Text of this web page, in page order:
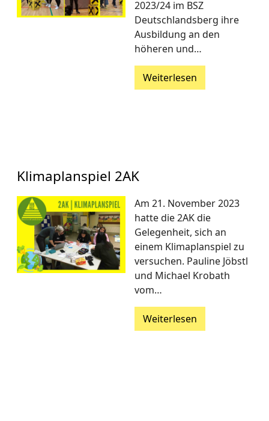
2023/24 im BSZ
Deutschlandsberg ihre
Ausbildung an den
höheren und…
Weiterlesen
Klimaplanspiel 2AK
Am 21. November 2023
hatte die 2AK die
Gelegenheit, sich an
einem Klimaplanspiel zu
versuchen. Pauline Jöbstl
und Michael Krobath
vom…
Weiterlesen